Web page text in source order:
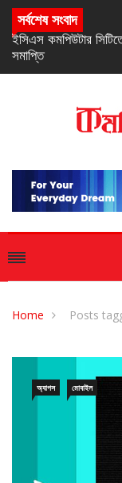
সর্বশেষ সংবাদ
Home Posts
অ্যাপস মোবাইল